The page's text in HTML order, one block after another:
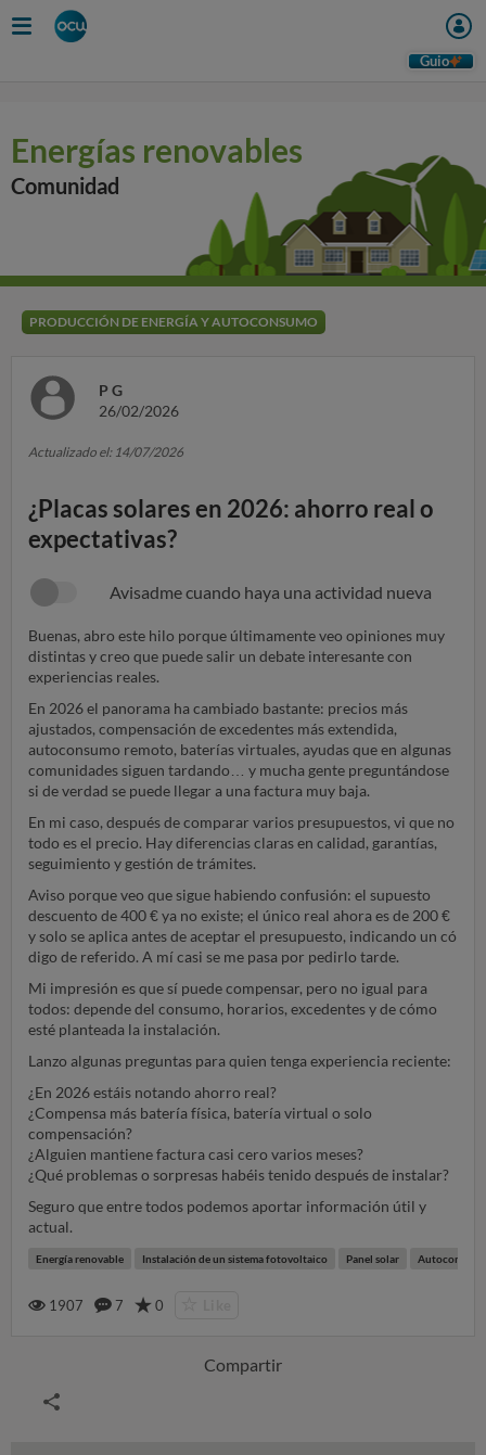
Guio
Energías renovables
Comunidad
PRODUCCIÓN DE ENERGÍA Y AUTOCONSUMO
P G
26/02/2026
Actualizado el: 14/07/2026
¿Placas solares en 2026: ahorro real o
expectativas?
Avisadme cuando haya una actividad nueva
Buenas, abro este hilo porque últimamente veo opiniones muy
distintas y creo que puede salir un debate interesante con
experiencias reales.
En 2026 el panorama ha cambiado bastante: precios más
ajustados, compensación de excedentes más extendida,
autoconsumo remoto, baterías virtuales, ayudas que en algunas
comunidades siguen tardando… y mucha gente preguntándose
si de verdad se puede llegar a una factura muy baja.
En mi caso, después de comparar varios presupuestos, vi que no
todo es el precio. Hay diferencias claras en calidad, garantías,
seguimiento y gestión de trámites.
Aviso porque veo que sigue habiendo confusión: el supuesto
descuento de 400 € ya no existe; el único real ahora es de 200 €
y solo se aplica antes de aceptar el presupuesto, indicando un có
digo de referido. A mí casi se me pasa por pedirlo tarde.
Mi impresión es que sí puede compensar, pero no igual para
todos: depende del consumo, horarios, excedentes y de cómo
esté planteada la instalación.
Lanzo algunas preguntas para quien tenga experiencia reciente:
¿En 2026 estáis notando ahorro real?
¿Compensa más batería física, batería virtual o solo
compensación?
¿Alguien mantiene factura casi cero varios meses?
¿Qué problemas o sorpresas habéis tenido después de instalar?
Seguro que entre todos podemos aportar información útil y
actual.
Energía renovable Instalación de un sistema fotovoltaico Panel solar Autoconsumo
1907 7 0
Compartir